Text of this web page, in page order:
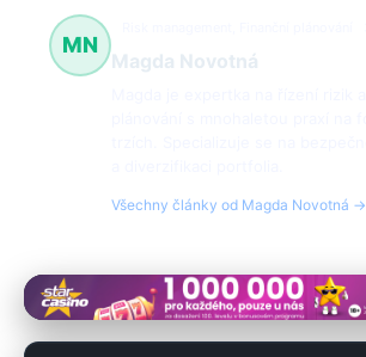
MN
Magda Novotná
Všechny články od Magda Novotná →